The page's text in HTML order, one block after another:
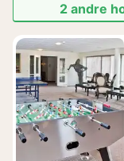
2 andre